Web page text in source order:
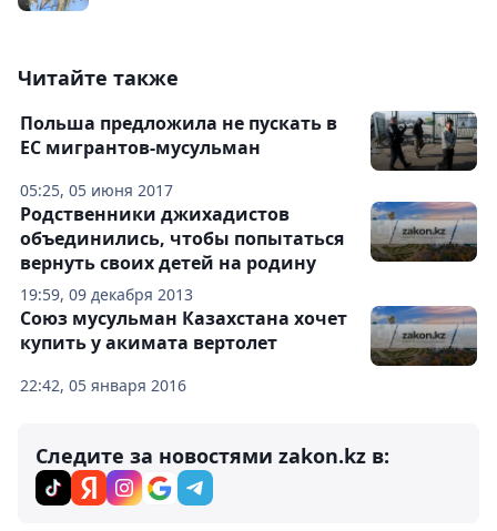
Читайте также
05:25, 05 июня 2017
Польша предложила не пускать в
ЕС мигрантов-мусульман
19:59, 09 декабря 2013
Родственники джихадистов
объединились, чтобы попытаться
вернуть своих детей на родину
22:42, 05 января 2016
Союз мусульман Казахстана хочет
купить у акимата вертолет
Следите за новостями zakon.kz в: